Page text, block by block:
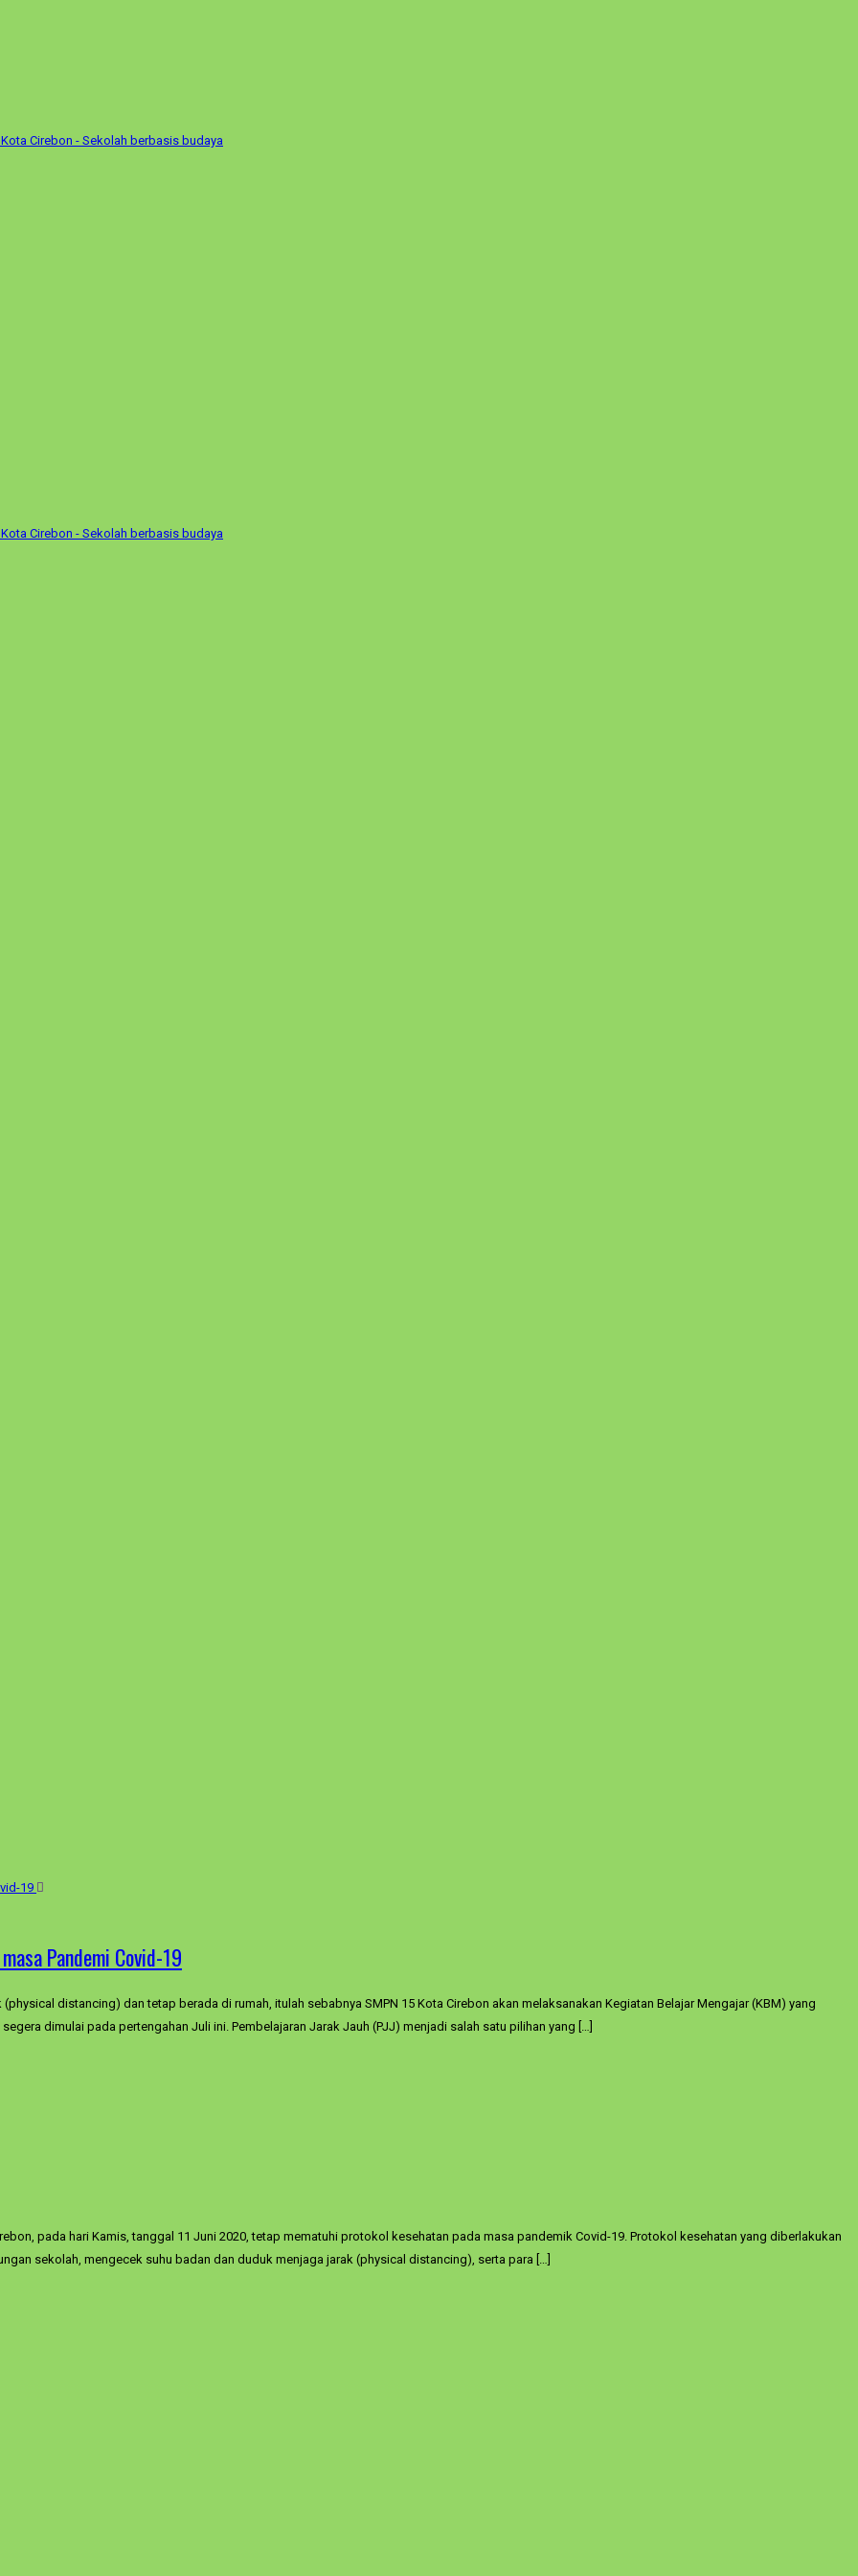
Pandemi Covid-19
distancing) dan tetap berada di rumah, itulah sebabnya SMPN 15 Kota Cirebon akan melaksanakan Kegiatan Belajar Mengajar (KBM) yang
dimulai pada pertengahan Juli ini. Pembelajaran Jarak Jauh (PJJ) menjadi salah satu pilihan yang […]
pada hari Kamis, tanggal 11 Juni 2020, tetap mematuhi protokol kesehatan pada masa pandemik Covid-19. Protokol kesehatan yang diberlakukan
sekolah, mengecek suhu badan dan duduk menjaga jarak (physical distancing), serta para […]